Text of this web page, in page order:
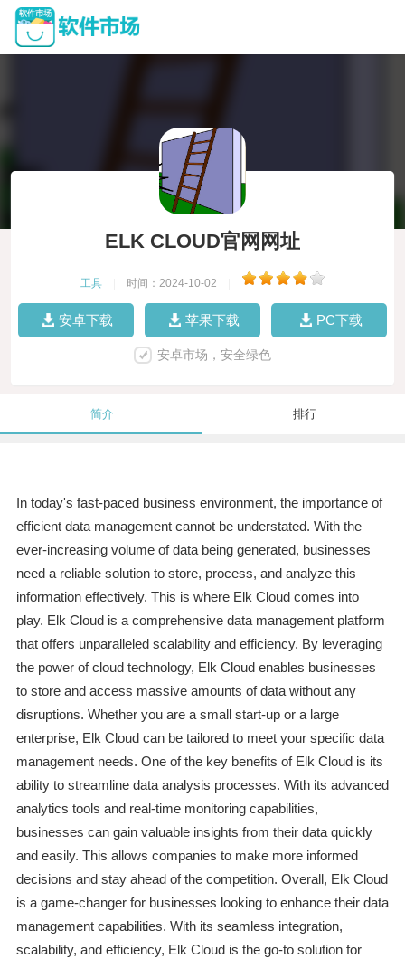
ELK CLOUD官网网址
工具 时间：2024-10-02
安卓下载 苹果下载 PC下载
安卓市场，安全绿色
简介 排行
In today's fast-paced business environment, the importance of
efficient data management cannot be understated. With the
ever-increasing volume of data being generated, businesses
need a reliable solution to store, process, and analyze this
information effectively. This is where Elk Cloud comes into
play. Elk Cloud is a comprehensive data management platform
that offers unparalleled scalability and efficiency. By leveraging
the power of cloud technology, Elk Cloud enables businesses
to store and access massive amounts of data without any
disruptions. Whether you are a small start-up or a large
enterprise, Elk Cloud can be tailored to meet your specific data
management needs. One of the key benefits of Elk Cloud is its
ability to streamline data analysis processes. With its advanced
analytics tools and real-time monitoring capabilities,
businesses can gain valuable insights from their data quickly
and easily. This allows companies to make more informed
decisions and stay ahead of the competition. Overall, Elk Cloud
is a game-changer for businesses looking to enhance their data
management capabilities. With its seamless integration,
scalability, and efficiency, Elk Cloud is the go-to solution for